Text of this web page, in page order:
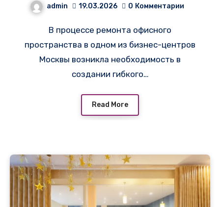
admin 19.03.2026 0 Комментарии
В процессе ремонта офисного
пространства в одном из бизнес-центров
Москвы возникла необходимость в
создании гибкого…
Read More